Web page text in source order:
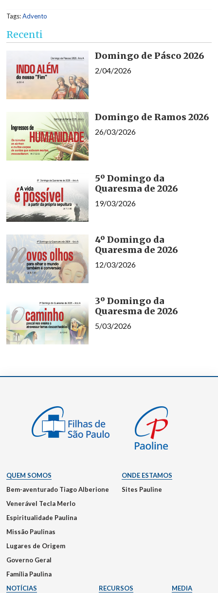
Tags:Advento
Recenti
Domingo de Pásco 2026
2/04/2026
Domingo de Ramos 2026
26/03/2026
5º Domingo da
Quaresma de 2026
19/03/2026
4º Domingo da
Quaresma de 2026
12/03/2026
3º Domingo da
Quaresma de 2026
5/03/2026
QUEM SOMOS
Bem-aventurado Tiago Alberione
Venerável Tecla Merlo
Espiritualidade Paulina
Missão Paulinas
Lugares de Origem
Governo Geral
Família Paulina
ONDE ESTAMOS
Sites Pauline
NOTÍCIAS RECURSOS MEDIA